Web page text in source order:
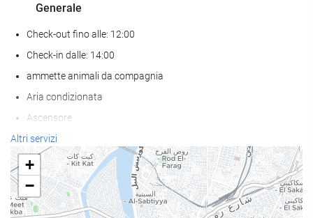
Generale
Check-out fino alle: 12:00
Check-in dalle: 14:00
ammette animali da compagnia
Aria condizionata
Ascensore
Accesso persone con mobilità ridotta
Abitazioni per non fumatori
Zona fumatori
disponibilità di camere insonorizzate
Altri servizi
+
−